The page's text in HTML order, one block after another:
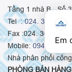
Tầng 1 nhà B - Số
Tel :024. 3665
Fax :024. 3664.9379
Mobile:
Nhà phân phối
PHÒNG BÁN